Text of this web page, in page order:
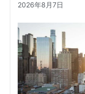
2026年8月7日